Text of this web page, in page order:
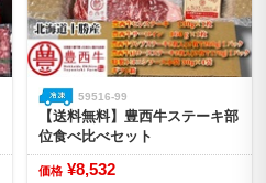
59516-99
【送料無料】豊西牛ステーキ部
位食べ比べセット
価格 ¥8,532